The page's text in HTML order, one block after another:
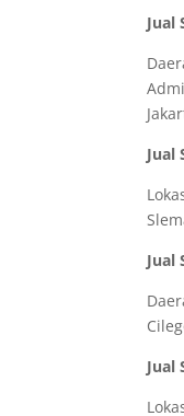
Jual
Jual
Jual
Jual